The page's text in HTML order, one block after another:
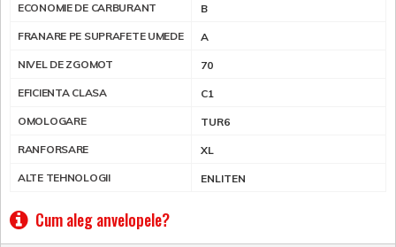
ECONOMIE DE CARBURANT B
FRANARE PE SUPRAFETE UMEDE A
NIVEL DE ZGOMOT 70
EFICIENTA CLASA C1
OMOLOGARE TUR6
RANFORSARE XL
ALTE TEHNOLOGII ENLITEN
Cum aleg anvelopele?